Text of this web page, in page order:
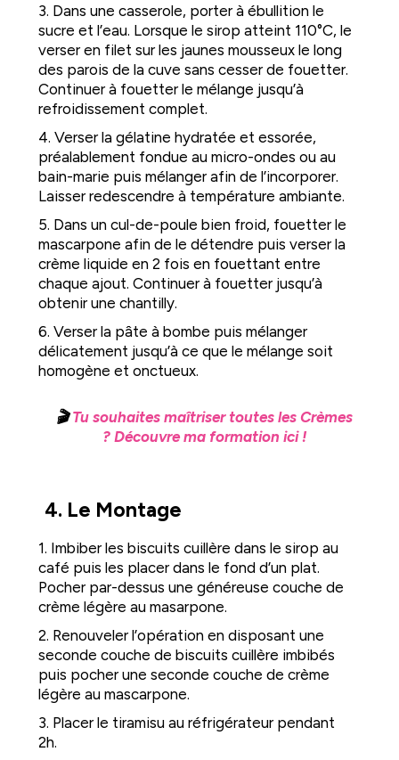
3. Dans une casserole, porter à ébullition le
sucre et l’eau. Lorsque le sirop atteint 110°C, le
verser en filet sur les jaunes mousseux le long
des parois de la cuve sans cesser de fouetter.
Continuer à fouetter le mélange jusqu’à
refroidissement complet.
4. Verser la gélatine hydratée et essorée,
préalablement fondue au micro-ondes ou au
bain-marie puis mélanger afin de l’incorporer.
Laisser redescendre à température ambiante.
5. Dans un cul-de-poule bien froid, fouetter le
mascarpone afin de le détendre puis verser la
crème liquide en 2 fois en fouettant entre
chaque ajout. Continuer à fouetter jusqu’à
obtenir une chantilly.
6. Verser la pâte à bombe puis mélanger
délicatement jusqu’à ce que le mélange soit
homogène et onctueux.
🎬Tu souhaites maîtriser toutes les Crèmes
? Découvre ma formation ici !
4. Le Montage
1. Imbiber les biscuits cuillère dans le sirop au
café puis les placer dans le fond d’un plat.
Pocher par-dessus une généreuse couche de
crème légère au masarpone.
2. Renouveler l’opération en disposant une
seconde couche de biscuits cuillère imbibés
puis pocher une seconde couche de crème
légère au mascarpone.
3. Placer le tiramisu au réfrigérateur pendant
2h.